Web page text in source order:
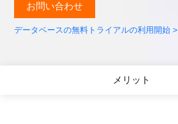
お問い合わせ
データベースの無料トライアルの利用開始 >
メリット